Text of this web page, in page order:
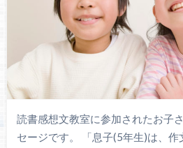
読書感想文教室に参加されたお子
セージです。 「息子(5年生)は、